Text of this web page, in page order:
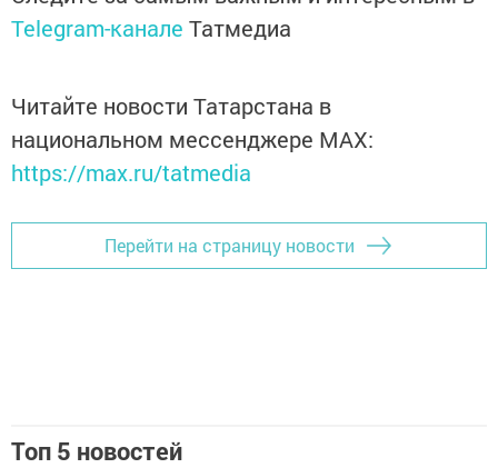
Telegram-канале Татмедиа
Читайте новости Татарстана в
национальном мессенджере MАХ:
https://max.ru/tatmedia
Перейти на страницу новости
Топ 5 новостей